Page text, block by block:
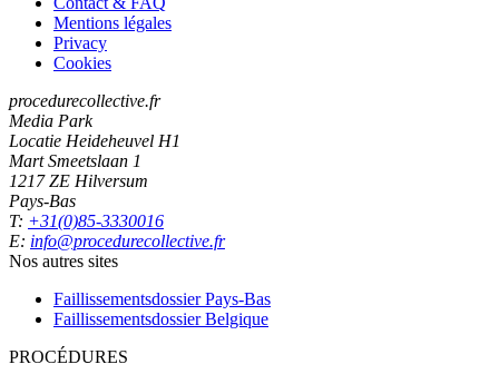
Mentions légales
Privacy
Cookies
procedurecollective.fr
Media Park
Locatie Heideheuvel H1
Mart Smeetslaan 1
1217 ZE Hilversum
Pays-Bas
T: +31(0)85-3330016
E: info@procedurecollective.fr
Nos autres sites
Faillissementsdossier Pays-Bas
Faillissementsdossier Belgique
PROCÉDURES